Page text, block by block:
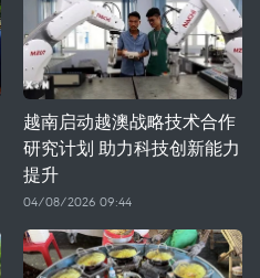
越南启动越澳战略技术合作
研究计划 助力科技创新能力
提升
04/08/2026 09:44